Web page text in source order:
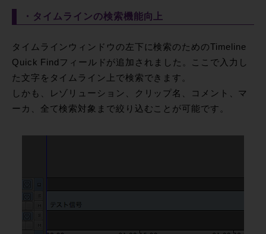
・タイムラインの検索機能向上
タイムラインウィンドウの左下に検索のためのTimeline
Quick Findフィールドが追加されました。ここで入力し
た文字をタイムライン上で検索できます。
しかも、レゾリューション、クリップ名、コメント、マ
ーカ、全て検索対象まで絞り込むことが可能です。